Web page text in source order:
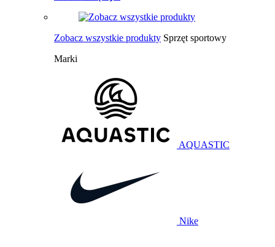
Zobacz wszystkie produkty Sprzęt sportowy
Marki
AQUASTIC
Nike